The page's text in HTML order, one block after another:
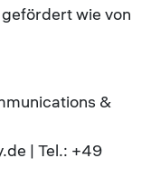
wie von
&
| Tel.: +49